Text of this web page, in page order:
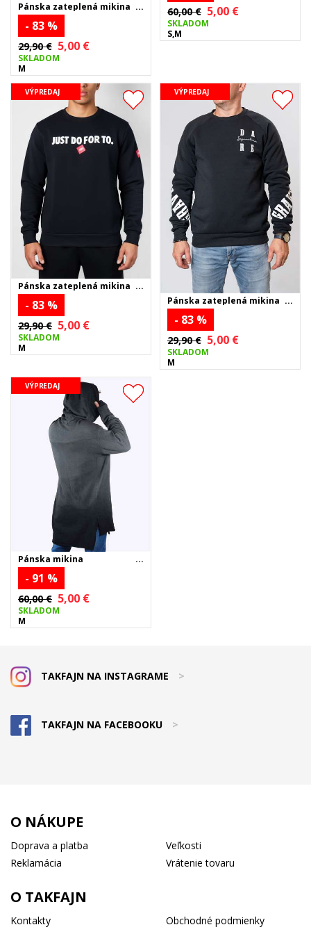
Pánska zateplená mikina
BETTERY OF PARIS - sivá
- 83 %
29,90 € 5,00 €
SKLADOM
M
60,00 € 5,00 €
SKLADOM
S,M
VÝPREDAJ
Pánska zateplená mikina
JUST DO FOR TO - čierna
- 83 %
29,90 € 5,00 €
SKLADOM
M
VÝPREDAJ
Pánska zateplená mikina
DARE - tmavomodrá
- 83 %
29,90 € 5,00 €
SKLADOM
M
VÝPREDAJ
Pánska mikina
- 91 %
60,00 € 5,00 €
SKLADOM
M
TAKFAJN NA INSTAGRAME >
TAKFAJN NA FACEBOOKU >
O NÁKUPE
Doprava a platba
Veľkosti
Reklamácia
Vrátenie tovaru
O TAKFAJN
Kontakty
Obchodné podmienky